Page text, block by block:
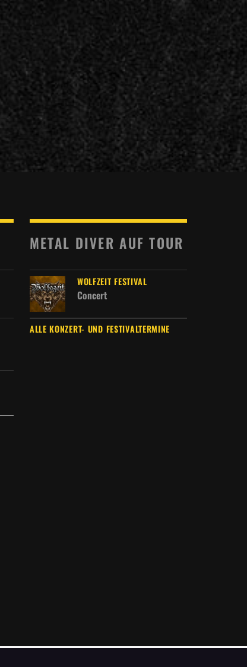
METAL DIVER AUF TOUR
WOLFZEIT FESTIVAL
Concert
ALLE KONZERT- UND FESTIVALTERMINE